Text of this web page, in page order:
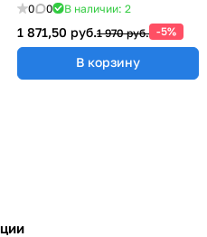
0 0 В наличии: 2
1 871,50 руб.1 970 руб. -5%
В корзину